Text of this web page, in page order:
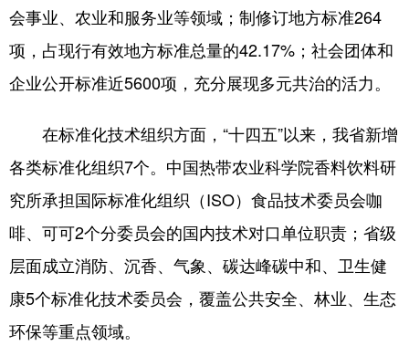
会事业、农业和服务业等领域；制修订地方标准264
项，占现行有效地方标准总量的42.17%；社会团体和
企业公开标准近5600项，充分展现多元共治的活力。
在标准化技术组织方面，“十四五”以来，我省新增
各类标准化组织7个。中国热带农业科学院香料饮料研
究所承担国际标准化组织（ISO）食品技术委员会咖
啡、可可2个分委员会的国内技术对口单位职责；省级
层面成立消防、沉香、气象、碳达峰碳中和、卫生健
康5个标准化技术委员会，覆盖公共安全、林业、生态
环保等重点领域。